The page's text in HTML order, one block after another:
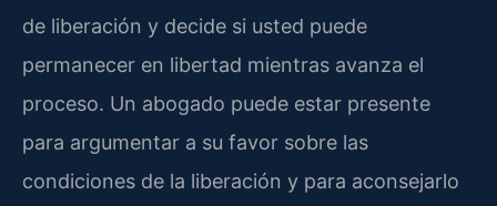
de liberación y decide si usted puede
permanecer en libertad mientras avanza el
proceso. Un abogado puede estar presente
para argumentar a su favor sobre las
condiciones de la liberación y para aconsejarlo